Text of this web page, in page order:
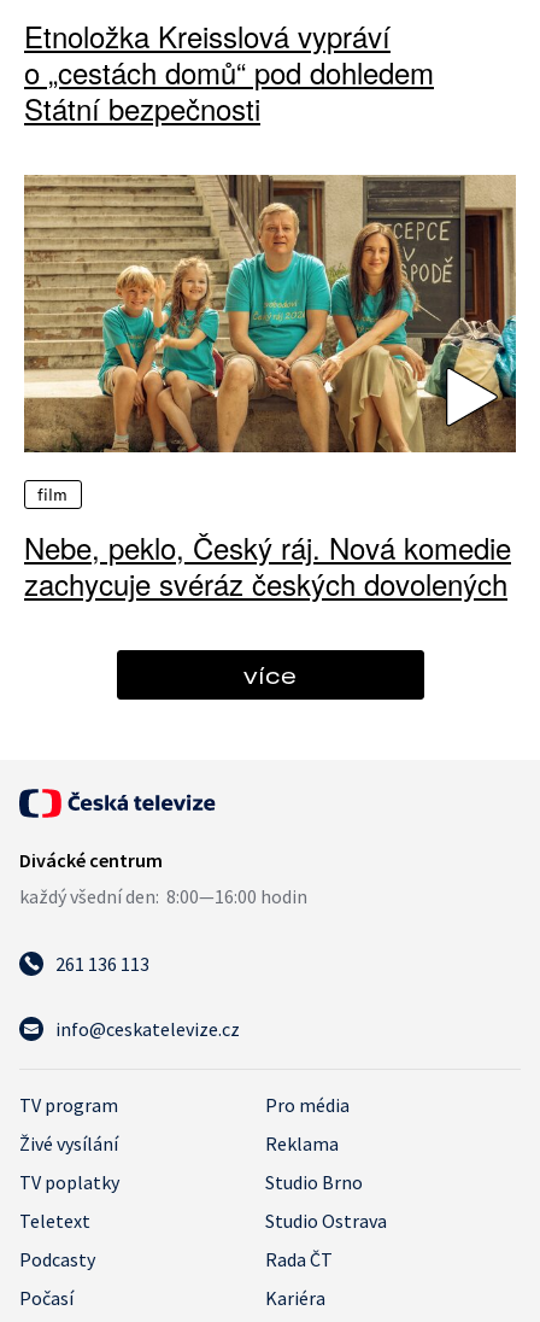
Etnoložka Kreisslová vypráví
o „cestách domů“ pod dohledem
Státní bezpečnosti
film
Nebe, peklo, Český ráj. Nová komedie
zachycuje svéráz českých dovolených
více
261 136 113
info@ceskatelevize.cz
TV program
Pro média
Živé vysílání
Reklama
TV poplatky
Studio Brno
Teletext
Studio Ostrava
Podcasty
Rada ČT
Počasí
Kariéra